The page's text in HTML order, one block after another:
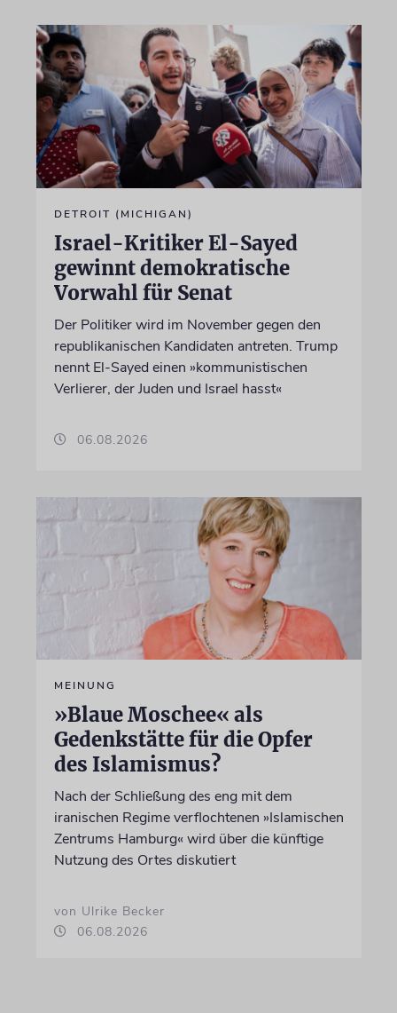
DETROIT (MICHIGAN)
Israel-Kritiker El-Sayed
gewinnt demokratische
Vorwahl für Senat
Der Politiker wird im November gegen den
republikanischen Kandidaten antreten. Trump
nennt El-Sayed einen »kommunistischen
Verlierer, der Juden und Israel hasst«
06.08.2026
MEINUNG
»Blaue Moschee« als
Gedenkstätte für die Opfer
des Islamismus?
Nach der Schließung des eng mit dem
iranischen Regime verflochtenen »Islamischen
Zentrums Hamburg« wird über die künftige
Nutzung des Ortes diskutiert
von Ulrike Becker
06.08.2026